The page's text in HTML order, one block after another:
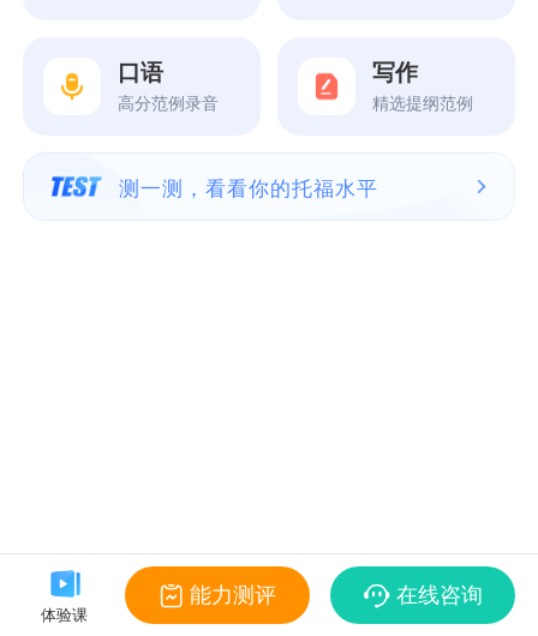
口语
高分范例录音
写作
精选提纲范例
测一测，看看你的托福水平
体验课
能力测评 在线咨询